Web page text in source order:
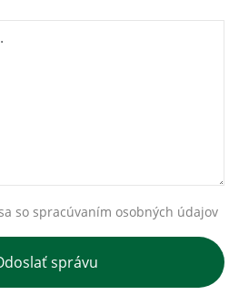
so spracúvaním osobných údajov
správu